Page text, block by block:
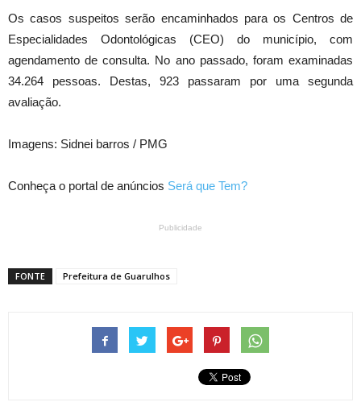
Os casos suspeitos serão encaminhados para os Centros de
Especialidades Odontológicas (CEO) do município, com
agendamento de consulta. No ano passado, foram examinadas
34.264 pessoas. Destas, 923 passaram por uma segunda
avaliação.
Imagens: Sidnei barros / PMG
Conheça o portal de anúncios Será que Tem?
Publicidade
FONTE Prefeitura de Guarulhos